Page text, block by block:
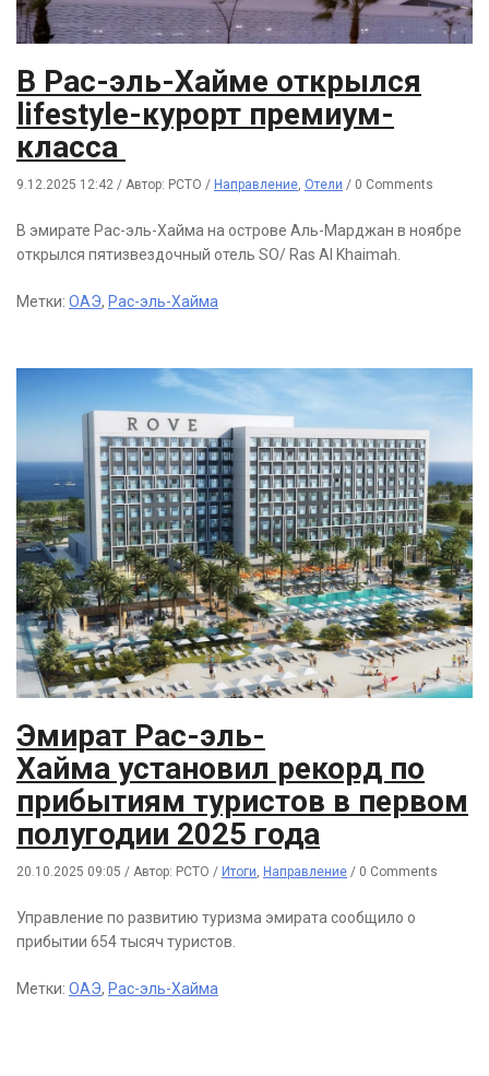
В Рас-эль-Хайме открылся
lifestyle-курорт премиум-
класса
9.12.2025 12:42 / Автор: РСТО / Направление Отели / 0 Comments
В эмирате Рас-эль-Хайма на острове Аль-Марджан в ноябре
открылся пятизвездочный отель SO/ Ras Al Khaimah.
Метки: ОАЭ, Рас-эль-Хайма
Эмират Рас-эль-
Хайма установил рекорд по
прибытиям туристов в первом
полугодии 2025 года
20.10.2025 09:05 / Автор: РСТО / Итоги, Направление / 0 Comments
Управление по развитию туризма эмирата сообщило о
прибытии 654 тысяч туристов.
Метки: ОАЭ, Рас-эль-Хайма